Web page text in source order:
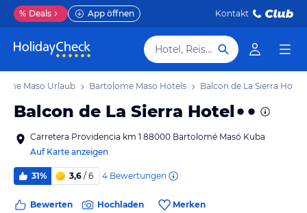
% Deals App öffnen Kontakt
Hotel, Reiseziel
Maso Urlaub Bartolome Maso Hotels Balcon de La Sierra Hotel
Balcon de La Sierra Hotel
Carretera Providencia km 1 88000 Bartolomé Masó Kuba
Auf Karte anzeigen
31% 3,6 / 6 4 Bewertungen
Bewerten Hochladen Merken